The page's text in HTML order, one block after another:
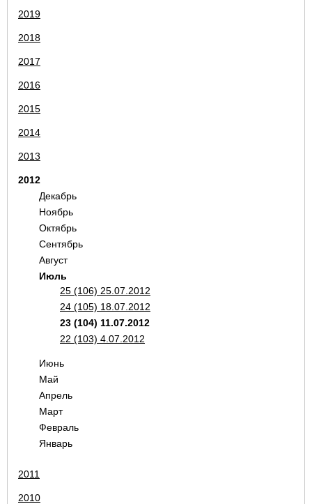
2019
2018
2017
2016
2015
2014
2013
2012
Декабрь
Ноябрь
Октябрь
Сентябрь
Август
Июль
25 (106) 25.07.2012
24 (105) 18.07.2012
23 (104) 11.07.2012
22 (103) 4.07.2012
Июнь
Май
Апрель
Март
Февраль
Январь
2011
2010